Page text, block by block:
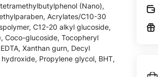
(Nano),
Acrylates/C10-30
C12-20 alkyl glucoside,
Coco-glucoside, Tocopheryl
Xanthan gurn, Decyl
Propylene glycol, BHT,